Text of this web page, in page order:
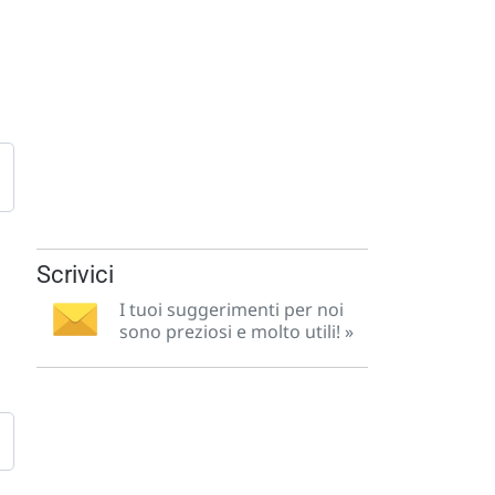
Scrivici
I tuoi suggerimenti per noi
sono preziosi e molto utili! »